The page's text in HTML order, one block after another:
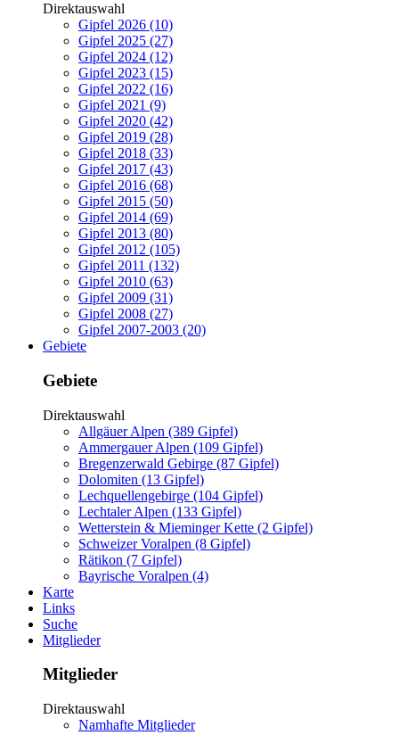
Direktauswahl
Gipfel 2026 (10)
Gipfel 2025 (27)
Gipfel 2024 (12)
Gipfel 2023 (15)
Gipfel 2022 (16)
Gipfel 2021 (9)
Gipfel 2020 (42)
Gipfel 2019 (28)
Gipfel 2018 (33)
Gipfel 2017 (43)
Gipfel 2016 (68)
Gipfel 2015 (50)
Gipfel 2014 (69)
Gipfel 2013 (80)
Gipfel 2012 (105)
Gipfel 2011 (132)
Gipfel 2010 (63)
Gipfel 2009 (31)
Gipfel 2008 (27)
Gipfel 2007-2003 (20)
Gebiete
Gebiete
Direktauswahl
Allgäuer Alpen (389 Gipfel)
Ammergauer Alpen (109 Gipfel)
Bregenzerwald Gebirge (87 Gipfel)
Dolomiten (13 Gipfel)
Lechquellengebirge (104 Gipfel)
Lechtaler Alpen (133 Gipfel)
Wetterstein & Mieminger Kette (2 Gipfel)
Schweizer Voralpen (8 Gipfel)
Rätikon (7 Gipfel)
Bayrische Voralpen (4)
Karte
Links
Suche
Mitglieder
Mitglieder
Direktauswahl
Namhafte Mitglieder